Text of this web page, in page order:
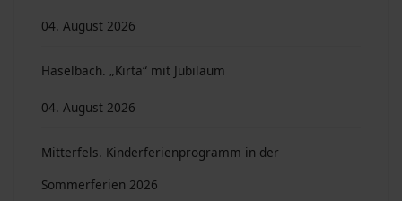
04. August 2026
Haselbach. „Kirta“ mit Jubiläum
04. August 2026
Mitterfels. Kinderferienprogramm in der
Sommerferien 2026